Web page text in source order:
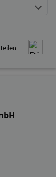
Teilen